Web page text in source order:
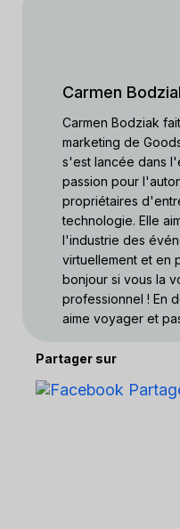
Carmen
Carmen Bodziak
marketing de
s'est lancée dans
passion pour
propriétaires
technologie. Elle
l'industrie des
virtuellement et en
bonjour si vous la
professionnel ! En
aime voyager et
Partager sur